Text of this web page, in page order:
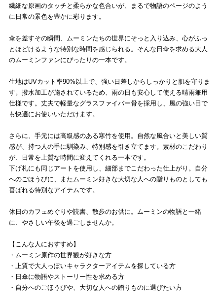
繊細な原画のタッチと柔らかな色合いが、まるで物語のページのよう
に日常の景色を豊かに彩ります。
傘を差すその瞬間、ムーミンたちの世界にそっと入り込み、心がふっ
とほどけるような特別な時間を感じられる。そんな日傘を求める大人
のムーミンファンにぴったりの一本です。
生地はUVカット率90%以上で、強い日差しからしっかりと肌を守りま
す。撥水加工が施されているため、雨の日も安心して使える晴雨兼用
仕様です。丈夫で軽量なグラスファイバー骨を採用し、風の強い日で
も快適にお使いいただけます。
さらに、手元には高級感のある寒竹を使用。自然な風合いと美しい質
感が、持つ人の手に馴染み、特別感を引き立てます。素材のこだわり
が、日常を上質な時間に変えてくれる一本です。
下げ札にも同じアートを使用し、細部までこだわった仕上がり。自分
へのごほうびに、またムーミン好きな大切な人への贈りものとしても
喜ばれる特別なアイテムです。
休日のカフェめぐりや読書、散歩のお供に。ムーミンの物語と一緒
に、やさしい午後を過ごしませんか。
【こんな人におすすめ】
・ムーミン原作の世界観が好きな方
・上質で大人っぽいキャラクターアイテムを探している方
・日傘に物語やストーリー性を求める方
・自分へのごほうびや、大切な人への贈りものに選びたい方